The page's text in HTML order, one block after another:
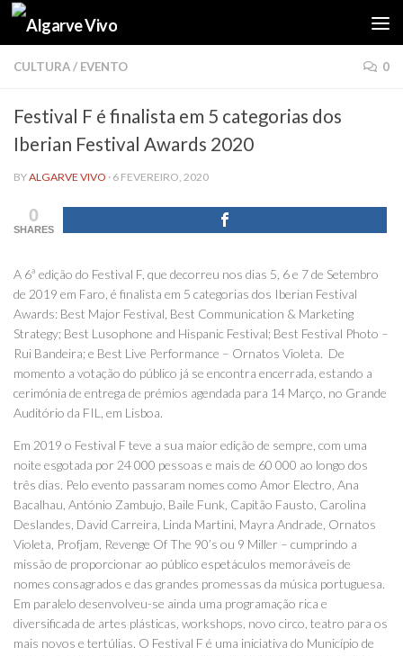
Skip to content
CULTURA/ EVENTO 0
Festival F é finalista em 5 categorias dos
Iberian Festival Awards 2020
BYALGARVE VIVO · 6 FEVEREIRO, 2020
0
SHARES
A 6ª edição do Festival F, que decorreu nos dias 5, 6 e 7 de Setembro
de 2019 em Faro, é finalista em 5 categorias dos Iberian Festival
Awards: Best Major Festival, Best Communication & Marketing
Strategy; Best Lusophone and Hispanic Festival; Best Festival Photo –
Rui Bandeira; e Best Live Performance – Ornatos Violeta. De
momento a votação do público já se encontra encerrada, estando a
cerimónia de entrega de prémios agendada para 14 Março, no Grande
Auditório da FIL, em Lisboa.
Em 2019 o Festival F teve a sua maior edição de sempre, com uma
noite esgotada por 24 000 pessoas e mais de 60 000 ao longo dos
três dias. Pelo evento passaram nomes como Amor Electro, Ana
Bacalhau, António Zambujo, Baile Funk, Capitão Fausto, Carolina
Deslandes, David Carreira, Linda Martini, Mayra Andrade, Ornatos
Violeta, Profjam, Revenge Of The 90’s ou 9 Miller – cumprindo a
missão de proporcionar ao público espetáculos memoráveis de
nomes consagrados e das grandes promessas da música portuguesa.
Em paralelo desenvolveu-se ainda uma programação rica e
diversificada de artes plásticas, workshops, novo circo, teatro para os
mais novos e tertúlias. O Festival F é uma iniciativa do Município de